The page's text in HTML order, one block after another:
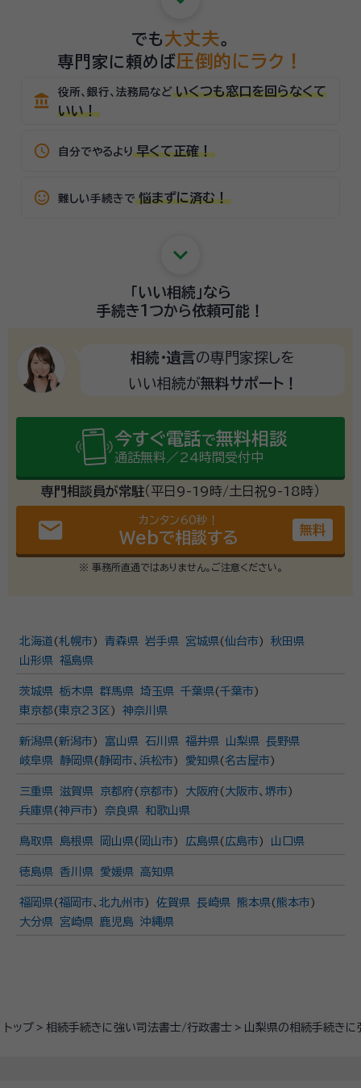
トップ 相続手続きに強い司法書士/行政書士 山梨県の相続手続き
でも 大丈夫。
専門家に頼めば圧倒的にラク！
account_balance 役所、銀行、法務局など いくつも窓口を回らなくて
いい！
schedule 自分でやるより 早くて正確！
sentiment_satisfied_alt 難しい手続きで 悩まずに済む！
keyboard_arrow_down
「いい相続」なら
手続き1つから依頼可能！
相続・遺言の専門家探しを
いい相続が無料サポート！
今すぐ電話で無料相談
通話無料／24時間受付中
専門相談員が常駐（平日9-19時/土日祝9-18時）
email カンタン60秒！
Webで相談する 無料
※ 事務所直通ではありません。ご注意ください。
北海道 (札幌市) 青森県 岩手県 宮城県(仙台市)
秋田県
山形県 福島県
茨城県 栃木県 群馬県 埼玉県 千葉県(千葉市)
東京都 ( 東京23区 ) 神奈川県
新潟県(新潟市) 富山県 石川県 福井県 山梨県 長野県
岐阜県
静岡県( 静岡市、 浜松市) 愛知県( 名古屋市)
三重県 滋賀県 京都府( 京都市) 大阪府( 大阪市、 堺市)
兵庫県(神戸市) 奈良県 和歌山県
鳥取県 島根県 岡山県( 岡山市) 広島県( 広島市) 山口県
徳島県 香川県 愛媛県 高知県
福岡県(福岡市、 北九州市) 佐賀県 長崎県 熊本県(熊本市)
大分県
宮崎県 鹿児島 沖縄県